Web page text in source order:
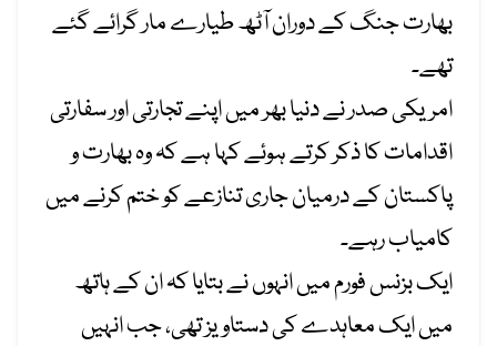
بھارت جنگ کے دوران آٹھ طیارے مار گرائے گئے
تھے۔
امریکی صدر نے دنیا بھر میں اپنے تجارتی اور سفارتی
اقدامات کا ذکر کرتے ہوئے کہا ہے کہ وہ بھارت و
پاکستان کے درمیان جاری تنازعے کو ختم کرنے میں
کامیاب رہے۔
ایک بزنس فورم میں انہوں نے بتایا کہ ان کے ہاتھ
میں ایک معاہدے کی دستاویز تھی، جب انہیں